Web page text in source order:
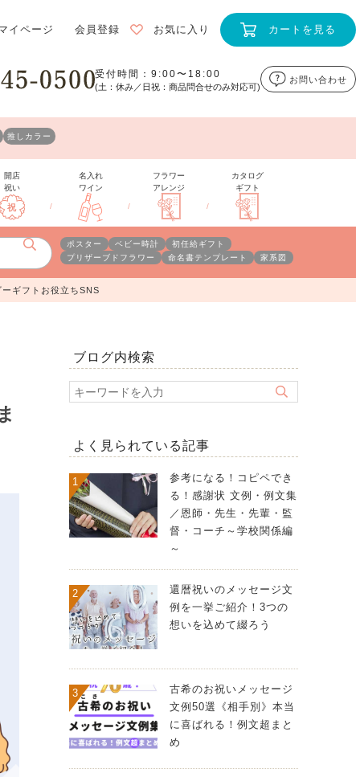
イページ 会員登録 お気に入り カートを見る
受付時間：9:00〜18:00
(土：休み／日祝：商品問合せのみ対応可)
お問い合わせ
推しカラー
開店
祝い
/
名入れ
ワイン
/
フラワー
アレンジ
/
カタログ
ギフト
ポスター ベビー時計
初任給ギフト
プリザーブドフラワー
命名書テンプレート 家系図
ーギフトお役立ちSNS
ブログ内検索
よく見られている記事
参考になる！コピペでき
る！感謝状 文例・例文集
／恩師・先生・先輩・監
督・コーチ～学校関係編
～
還暦祝いのメッセージ文
例を一挙ご紹介！3つの
想いを込めて綴ろう
古希のお祝いメッセージ
文例50選《相手別》本当
に喜ばれる！例文超まと
め